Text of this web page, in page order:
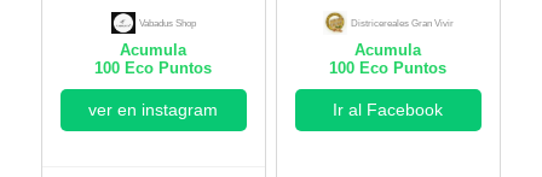
Vabadus Shop
Acumula
100 Eco Puntos
ver en instagram
Districereales Gran Vivir
Acumula
100 Eco Puntos
Ir al Facebook